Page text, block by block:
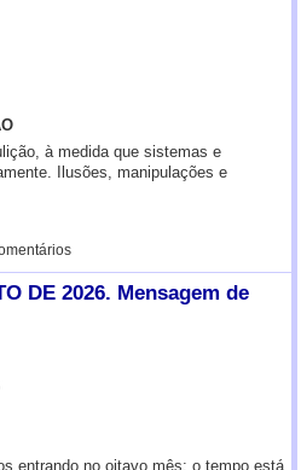
à medida que sistemas e
Ilusões, manipulações e
DE 2026. Mensagem de
entrando no oitavo mês; o tempo está